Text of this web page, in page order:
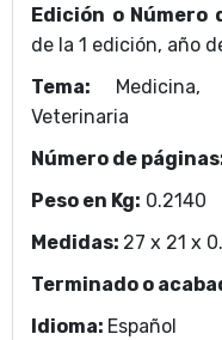
Edición o Número
de la 1 edición, año
Tema:
Veterinaria
Número de
Peso en Kg: 0.2140
Medidas: 27 x 21 x
Terminado o
Idioma: Español